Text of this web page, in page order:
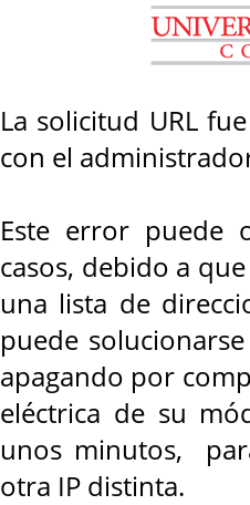
La solicitud URL
con el
Este error puede
casos, debido a
una lista de
puede
apagando por
eléctrica de su
unos minutos,
otra IP distinta.